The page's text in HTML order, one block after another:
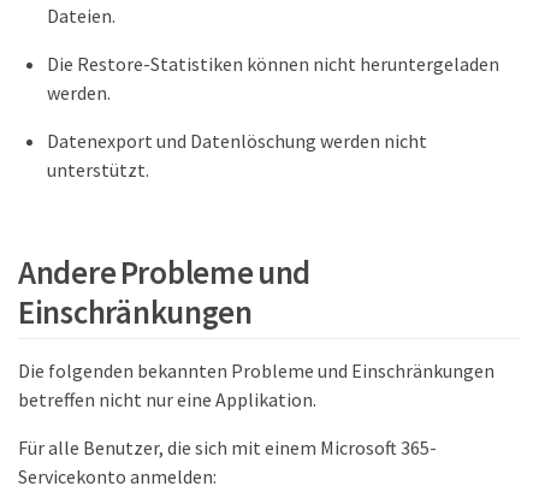
Dateien.
Die Restore-Statistiken können nicht heruntergeladen
werden.
Datenexport und Datenlöschung werden nicht
unterstützt.
Andere Probleme und
Einschränkungen
Die folgenden bekannten Probleme und Einschränkungen
betreffen nicht nur eine Applikation.
Für alle Benutzer, die sich mit einem Microsoft 365-
Servicekonto anmelden: